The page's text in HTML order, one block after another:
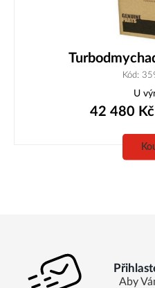
Kód:
U
42 480 Kč
Aby